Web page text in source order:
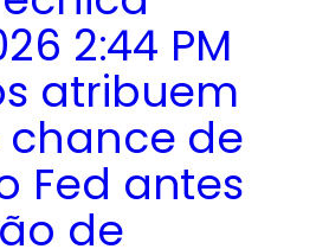
2:44 PM
atribuem
chance de
Fed antes
de